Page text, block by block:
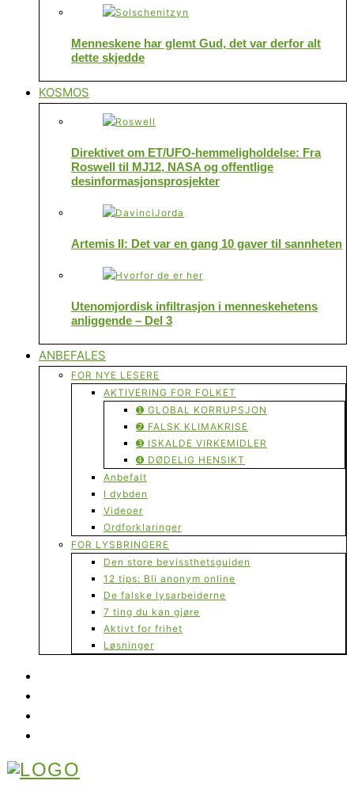
Menneskene har glemt Gud, det var derfor alt
dette skjedde
KOSMOS
Direktivet om ET/UFO-hemmeligholdelse: Fra
Roswell til MJ12, NASA og offentlige
desinformasjonsprosjekter
Artemis II: Det var en gang 10 gaver til sannheten
Utenomjordisk infiltrasjon i menneskehetens
anliggende – Del 3
ANBEFALES
FOR NYE LESERE
AKTIVERING FOR FOLKET
➊ GLOBAL KORRUPSJON
➋ FALSK KLIMAKRISE
➌ ISKALDE VIRKEMIDLER
➍ DØDELIG HENSIKT
Anbefalt
I dybden
Videoer
Ordforklaringer
FOR LYSBRINGERE
Den store bevissthetsguiden
12 tips: Bli anonym online
De falske lysarbeiderne
7 ting du kan gjøre
Aktivt for frihet
Løsninger